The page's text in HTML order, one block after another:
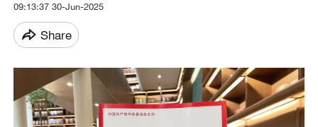
09:13:37 30-Jun-2025
Share